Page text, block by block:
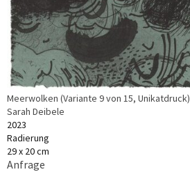
Meerwolken (Variante 9 von 15, Unikatdruck)
Sarah Deibele
2023
Radierung
29 x 20 cm
Anfrage